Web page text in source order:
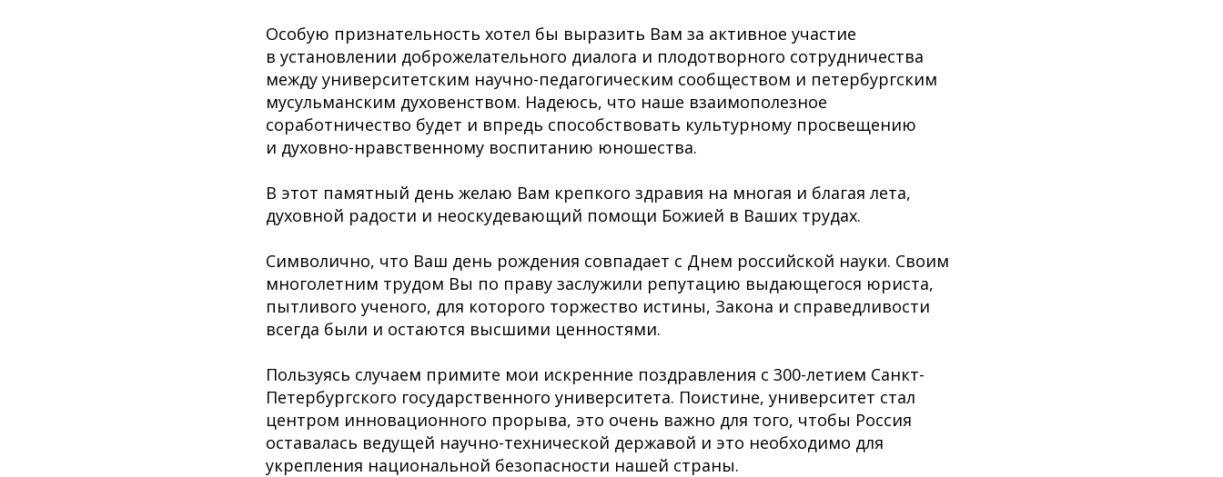
Особую признательность хотел бы выразить Вам за активное участие
в установлении доброжелательного диалога и плодотворного сотрудничества
между университетским научно-педагогическим сообществом и петербургским
мусульманским духовенством. Надеюсь, что наше взаимополезное
соработничество будет и впредь способствовать культурному просвещению
и духовно-нравственному воспитанию юношества.
В этот памятный день желаю Вам крепкого здравия на многая и благая лета,
духовной радости и неоскудевающий помощи Божией в Ваших трудах.
Символично, что Ваш день рождения совпадает с Днем российской науки. Своим
многолетним трудом Вы по праву заслужили репутацию выдающегося юриста,
пытливого ученого, для которого торжество истины, Закона и справедливости
всегда были и остаются высшими ценностями.
Пользуясь случаем примите мои искренние поздравления с 300-летием Санкт-
Петербургского государственного университета. Поистине, университет стал
центром инновационного прорыва, это очень важно для того, чтобы Россия
оставалась ведущей научно-технической державой и это необходимо для
укрепления национальной безопасности нашей страны.